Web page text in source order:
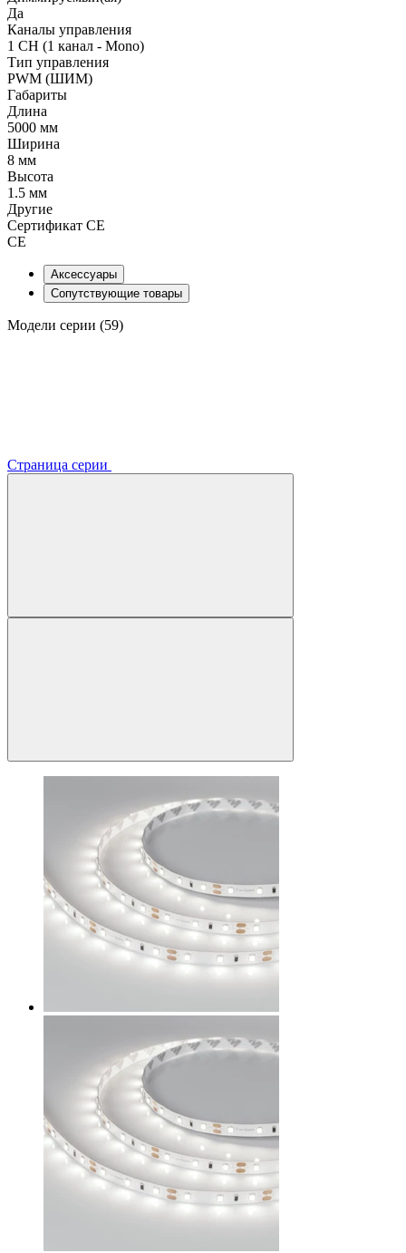
Да
Каналы управления
1 CH (1 канал - Mono)
Тип управления
PWM (ШИМ)
Габариты
Длина
5000 мм
Ширина
8 мм
Высота
1.5 мм
Другие
Сертификат CE
CE
Аксессуары
Сопутствующие товары
Модели серии (59)
Страница серии